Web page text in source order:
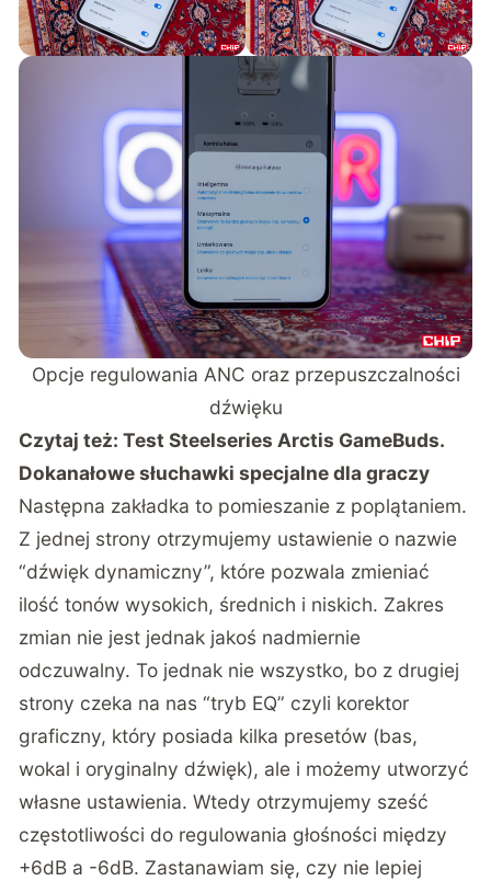
Opcje regulowania ANC oraz przepuszczalności
dźwięku
Czytaj też:Test Steelseries Arctis GameBuds.
Dokanałowe słuchawki specjalne dla graczy
Następna zakładka to pomieszanie z poplątaniem.
Z jednej strony otrzymujemy ustawienie o nazwie
“dźwięk dynamiczny”, które pozwala zmieniać
ilość tonów wysokich, średnich i niskich. Zakres
zmian nie jest jednak jakoś nadmiernie
odczuwalny. To jednak nie wszystko, bo z drugiej
strony czeka na nas “tryb EQ” czyli korektor
graficzny, który posiada kilka presetów (bas,
wokal i oryginalny dźwięk), ale i możemy utworzyć
własne ustawienia. Wtedy otrzymujemy sześć
częstotliwości do regulowania głośności między
+6dB a -6dB. Zastanawiam się, czy nie lepiej